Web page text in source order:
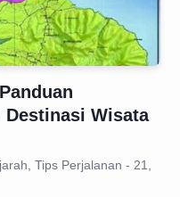
Destinasi Wisata
Tips Perjalanan - 21,